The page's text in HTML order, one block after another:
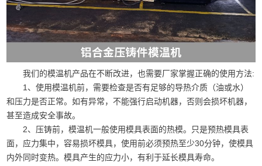
我们的模温机产品在不断改进，也需要厂家掌握正确的使用方法:
1、使用模温机前，需要检查是否有足够的导热介质（油或水）
和压力是否正常。如有异常，不能强行启动机器，否则会损坏机器，
甚至造成安全事故。
2、压铸前，模温机一般使用模具表面的热模。只是预热模具表
面，应力集中，容易损坏模具，使用前必须预热至少30分钟，使模具
内外同时变热。模具产生的应力小，有利于延长模具寿命。